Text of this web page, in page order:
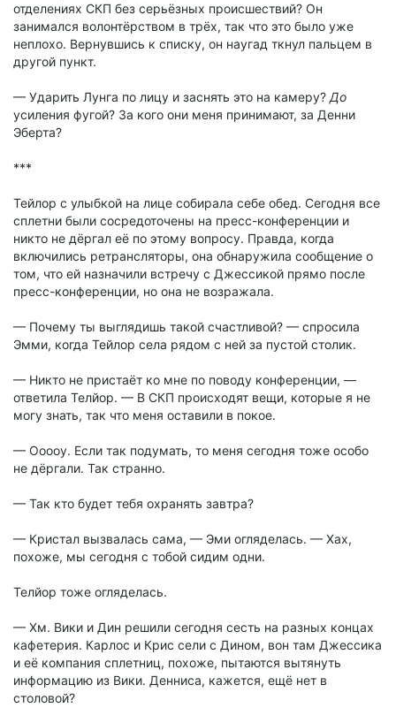
отделениях СКП без серьёзных происшествий? Он
занимался волонтёрством в трёх, так что это было уже
неплохо. Вернувшись к списку, он наугад ткнул пальцем в
другой пункт.
— Ударить Лунга по лицу и заснять это на камеру? До
усиления фугой? За кого они меня принимают, за Денни
Эберта?
***
Тейлор с улыбкой на лице собирала себе обед. Сегодня все
сплетни были сосредоточены на пресс-конференции и
никто не дёргал её по этому вопросу. Правда, когда
включились ретрансляторы, она обнаружила сообщение о
том, что ей назначили встречу с Джессикой прямо после
пресс-конференции, но она не возражала.
— Почему ты выглядишь такой счастливой? — спросила
Эмми, когда Тейлор села рядом с ней за пустой столик.
— Никто не пристаёт ко мне по поводу конференции, —
ответила Телйор. — В СКП происходят вещи, которые я не
могу знать, так что меня оставили в покое.
— Ооооу. Если так подумать, то меня сегодня тоже особо
не дёргали. Так странно.
— Так кто будет тебя охранять завтра?
— Кристал вызвалась сама, — Эми огляделась. — Хах,
похоже, мы сегодня с тобой сидим одни.
Телйор тоже огляделась.
— Хм. Вики и Дин решили сегодня сесть на разных концах
кафетерия. Карлос и Крис сели с Дином, вон там Джессика
и её компания сплетниц, похоже, пытаются вытянуть
информацию из Вики. Денниса, кажется, ещё нет в
столовой?